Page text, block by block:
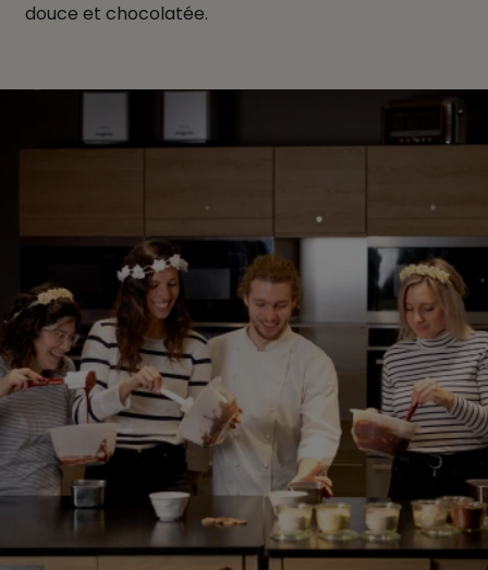
douce et chocolatée.